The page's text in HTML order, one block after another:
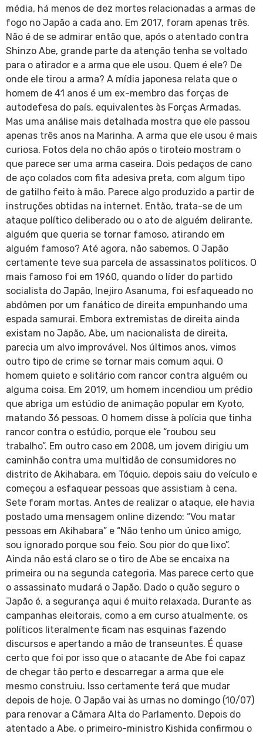
média, há menos de dez mortes relacionadas a armas de
fogo no Japão a cada ano. Em 2017, foram apenas três.
Não é de se admirar então que, após o atentado contra
Shinzo Abe, grande parte da atenção tenha se voltado
para o atirador e a arma que ele usou. Quem é ele? De
onde ele tirou a arma? A mídia japonesa relata que o
homem de 41 anos é um ex-membro das forças de
autodefesa do país, equivalentes às Forças Armadas.
Mas uma análise mais detalhada mostra que ele passou
apenas três anos na Marinha. A arma que ele usou é mais
curiosa. Fotos dela no chão após o tiroteio mostram o
que parece ser uma arma caseira. Dois pedaços de cano
de aço colados com fita adesiva preta, com algum tipo
de gatilho feito à mão. Parece algo produzido a partir de
instruções obtidas na internet. Então, trata-se de um
ataque político deliberado ou o ato de alguém delirante,
alguém que queria se tornar famoso, atirando em
alguém famoso? Até agora, não sabemos. O Japão
certamente teve sua parcela de assassinatos políticos. O
mais famoso foi em 1960, quando o líder do partido
socialista do Japão, Inejiro Asanuma, foi esfaqueado no
abdômen por um fanático de direita empunhando uma
espada samurai. Embora extremistas de direita ainda
existam no Japão, Abe, um nacionalista de direita,
parecia um alvo improvável. Nos últimos anos, vimos
outro tipo de crime se tornar mais comum aqui. O
homem quieto e solitário com rancor contra alguém ou
alguma coisa. Em 2019, um homem incendiou um prédio
que abriga um estúdio de animação popular em Kyoto,
matando 36 pessoas. O homem disse à polícia que tinha
rancor contra o estúdio, porque ele “roubou seu
trabalho”. Em outro caso em 2008, um jovem dirigiu um
caminhão contra uma multidão de consumidores no
distrito de Akihabara, em Tóquio, depois saiu do veículo e
começou a esfaquear pessoas que assistiam à cena.
Sete foram mortas. Antes de realizar o ataque, ele havia
postado uma mensagem online dizendo: “Vou matar
pessoas em Akihabara” e “Não tenho um único amigo,
sou ignorado porque sou feio. Sou pior do que lixo”.
Ainda não está claro se o tiro de Abe se encaixa na
primeira ou na segunda categoria. Mas parece certo que
o assassinato mudará o Japão. Dado o quão seguro o
Japão é, a segurança aqui é muito relaxada. Durante as
campanhas eleitorais, como a em curso atualmente, os
políticos literalmente ficam nas esquinas fazendo
discursos e apertando a mão de transeuntes. É quase
certo que foi por isso que o atacante de Abe foi capaz
de chegar tão perto e descarregar a arma que ele
mesmo construiu. Isso certamente terá que mudar
depois de hoje. O Japão vai às urnas no domingo (10/07)
para renovar a Câmara Alta do Parlamento. Depois do
atentado a Abe, o primeiro-ministro Kishida confirmou o